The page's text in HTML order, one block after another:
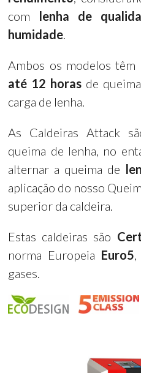
com lenha de
humidade.
Ambos os modelos têm
até 12 horas de
carga de lenha.
As Caldeiras Attack
queima de lenha, no
alternar a queima de
aplicação do nosso
superior da caldeira.
Estas caldeiras são
norma Europeia Euro5,
gases.